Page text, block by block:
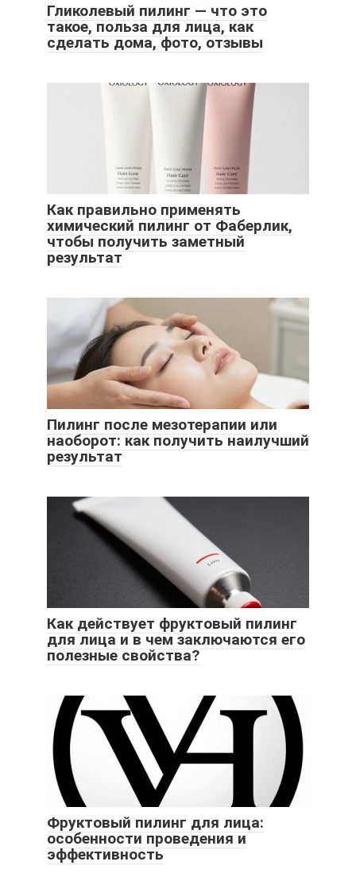
Гликолевый пилинг — что это
такое, польза для лица, как
сделать дома, фото, отзывы
Как правильно применять
химический пилинг от Фаберлик,
чтобы получить заметный
результат
Пилинг после мезотерапии или
наоборот: как получить наилучший
результат
Как действует фруктовый пилинг
для лица и в чем заключаются его
полезные свойства?
Фруктовый пилинг для лица:
особенности проведения и
эффективность